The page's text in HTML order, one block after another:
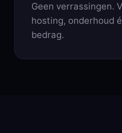
Geen verrassingen.
hosting, onderhoud
bedrag.